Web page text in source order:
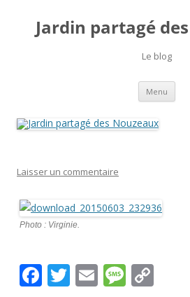
Jardin partagé
Le blog
Menu Aller
Laisser un commentaire
Photo : Virginie.
F T E M